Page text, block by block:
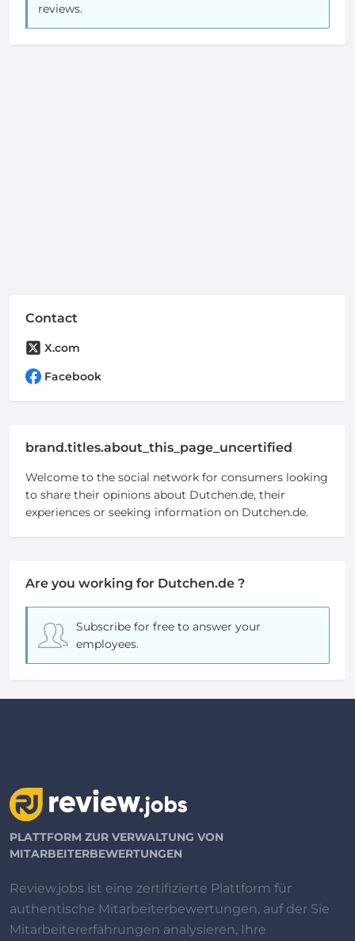
reviews.
Contact
X.com
Facebook
brand.titles.about_this_page_uncertified
Welcome to the social network for consumers looking
to share their opinions about Dutchen.de, their
experiences or seeking information on Dutchen.de.
Are you working for Dutchen.de ?
Subscribe for freeto answer your
employees.
PLATTFORM ZUR VERWALTUNG VON
MITARBEITERBEWERTUNGEN
Review.jobs ist eine zertifizierte Plattform für
authentische Mitarbeiterbewertungen, auf der Sie
Mitarbeitererfahrungen analysieren, Ihre